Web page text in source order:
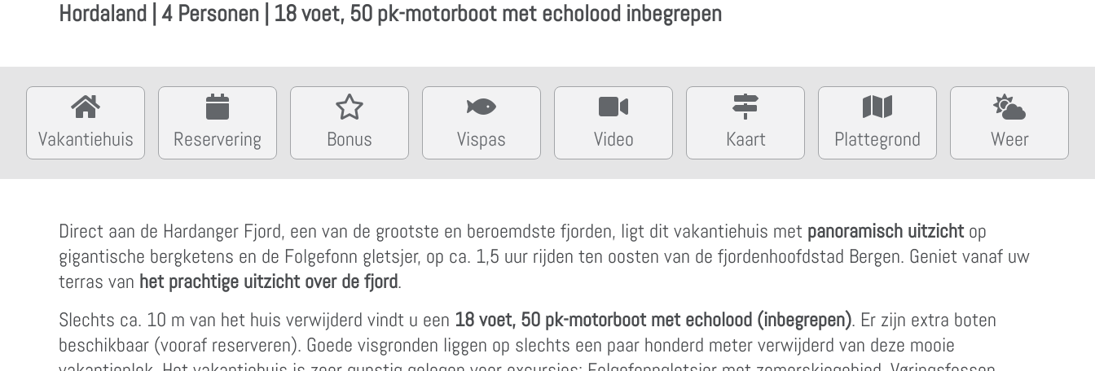
Hordaland | 4 Personen | 18 voet, 50 pk-motorboot met echolood inbegrepen
Vakantiehuis Reservering Bonus Vispas Video Kaart Plattegrond Weer
Direct aan de Hardanger Fjord, een van de grootste en beroemdste fjorden, ligt dit vakantiehuis met panoramisch uitzicht op
gigantische bergketens en de Folgefonn gletsjer, op ca. 1,5 uur rijden ten oosten van de fjordenhoofdstad Bergen. Geniet vanaf uw
terras van het prachtige uitzicht over de fjord.
Slechts ca. 10 m van het huis verwijderd vindt u een 18 voet, 50 pk-motorboot met echolood (inbegrepen). Er zijn extra boten
beschikbaar (vooraf reserveren). Goede visgronden liggen op slechts een paar honderd meter verwijderd van deze mooie